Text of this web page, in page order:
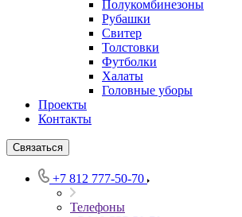
Полукомбинезоны
Рубашки
Свитер
Толстовки
Футболки
Халаты
Головные уборы
Проекты
Контакты
Связаться
+7 812 777-50-70
Телефоны